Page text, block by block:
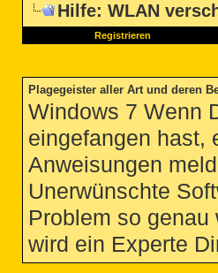
Hilfe: WLAN
Registrieren
Plagegeister aller Art und deren
Windows 7 Wenn
eingefangen hast,
Anweisungen
Unerwünschte
Problem so
wird ein Experte